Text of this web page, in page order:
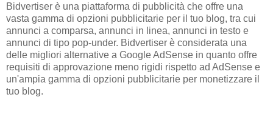
Bidvertiser è una piattaforma di pubblicità che offre una
vasta gamma di opzioni pubblicitarie per il tuo blog, tra cui
annunci a comparsa, annunci in linea, annunci in testo e
annunci di tipo pop-under. Bidvertiser è considerata una
delle migliori alternative a Google AdSense in quanto offre
requisiti di approvazione meno rigidi rispetto ad AdSense e
un'ampia gamma di opzioni pubblicitarie per monetizzare il
tuo blog.